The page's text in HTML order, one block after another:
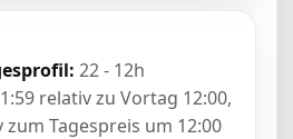
22 - 12h
relativ zu Vortag 12:00,
zum Tagespreis um 12:00